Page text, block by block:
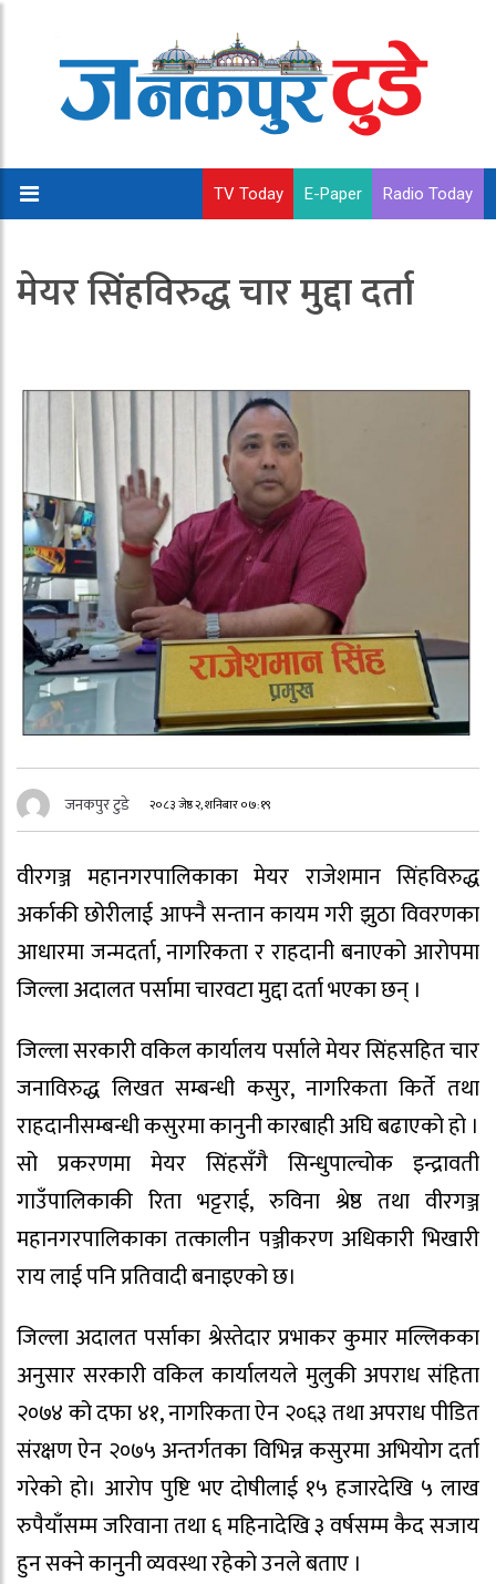
TV Today E-Paper Radio Today
मेयर सिंहविरुद्ध चार मुद्दा दर्ता
जनकपुर टुडे २०८३ जेष्ठ २, शनिबार ०७:१९
वीरगञ्ज महानगरपालिकाका मेयर राजेशमान सिंहविरुद्ध
अर्काकी छोरीलाई आफ्नै सन्तान कायम गरी झुठा विवरणका
आधारमा जन्मदर्ता, नागरिकता र राहदानी बनाएको आरोपमा
जिल्ला अदालत पर्सामा चारवटा मुद्दा दर्ता भएका छन् ।
जिल्ला सरकारी वकिल कार्यालय पर्साले मेयर सिंहसहित चार
जनाविरुद्ध लिखत सम्बन्धी कसुर, नागरिकता किर्ते तथा
राहदानीसम्बन्धी कसुरमा कानुनी कारबाही अघि बढाएको हो ।
सो प्रकरणमा मेयर सिंहसँगै सिन्धुपाल्चोक इन्द्रावती
गाउँपालिकाकी रिता भट्टराई, रुविना श्रेष्ठ तथा वीरगञ्ज
महानगरपालिकाका तत्कालीन पञ्जीकरण अधिकारी भिखारी
राय लाई पनि प्रतिवादी बनाइएको छ।
जिल्ला अदालत पर्साका श्रेस्तेदार प्रभाकर कुमार मल्लिकका
अनुसार सरकारी वकिल कार्यालयले मुलुकी अपराध संहिता
२०७४ को दफा ४१, नागरिकता ऐन २०६३ तथा अपराध पीडित
संरक्षण ऐन २०७५ अन्तर्गतका विभिन्न कसुरमा अभियोग दर्ता
गरेको हो। आरोप पुष्टि भए दोषीलाई १५ हजारदेखि ५ लाख
रुपैयाँसम्म जरिवाना तथा ६ महिनादेखि ३ वर्षसम्म कैद सजाय
हुन सक्ने कानुनी व्यवस्था रहेको उनले बताए ।